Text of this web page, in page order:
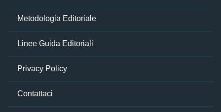
Metodologia Editoriale
Linee Guida Editoriali
Privacy Policy
Contattaci